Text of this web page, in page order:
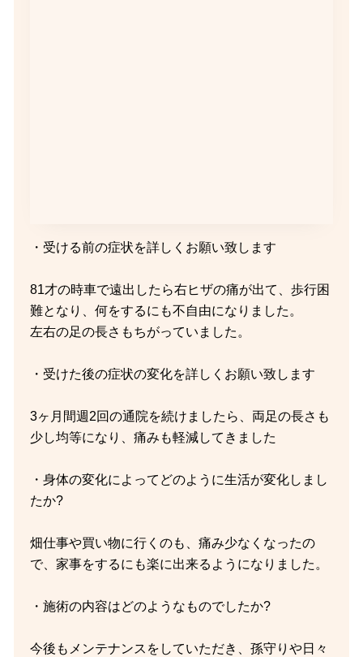
・受ける前の症状を詳しくお願い致します
81才の時車で遠出したら右ヒザの痛が出て、歩行困
難となり、何をするにも不自由になりました。
左右の足の長さもちがっていました。
・受けた後の症状の変化を詳しくお願い致します
3ヶ月間週2回の通院を続けましたら、両足の長さも
少し均等になり、痛みも軽減してきました
・身体の変化によってどのように生活が変化しまし
たか?
畑仕事や買い物に行くのも、痛み少なくなったの
で、家事をするにも楽に出来るようになりました。
・施術の内容はどのようなものでしたか?
今後もメンテナンスをしていただき、孫守りや日々